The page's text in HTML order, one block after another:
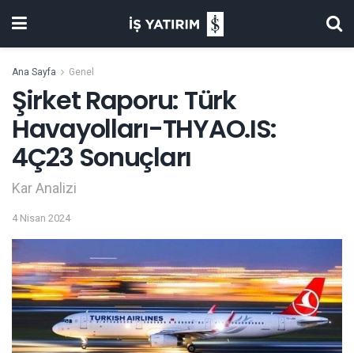
Ana Sayfa Genel
Şirket Raporu: Türk
Havayolları-THYAO.IS:
4Ç23 Sonuçları
Kar Analizi
4 Nisan 2024